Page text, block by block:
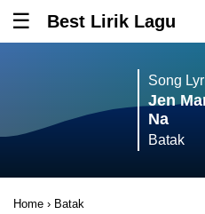
Tombol untuk membuka atau
Best Lirik Lagu
Song
Jen
Na
Batak
Home › Batak